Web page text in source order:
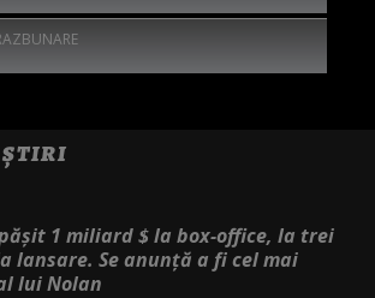
1 miliard $ la box-office, la trei
lansare. Se anunță a fi cel mai
lui Nolan